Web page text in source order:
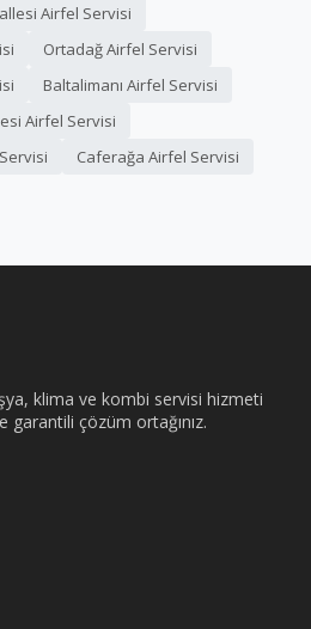
Airfel Servisi
Ortadağ Airfel Servisi
Baltalimanı Airfel Servisi
Airfel Servisi
Caferağa Airfel Servisi
klima ve kombi servisi hizmeti
garantili çözüm ortağınız.